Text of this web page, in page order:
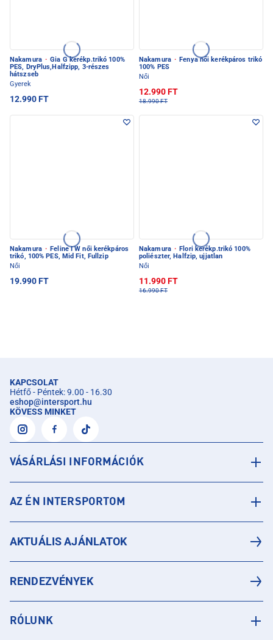
Nakamura · Gia G kerékp.trikó 100%
PES, DryPlus,Halfzipp, 3-részes
hátszseb
Gyerek
12.990 FT
Nakamura · Fenya női kerékpáros trikó
100% PES
Női
12.990 FT
18.990 FT
Nakamura · Feline I W női kerékpáros
trikó, 100% PES, Mid Fit, Fullzip
Női
19.990 FT
Nakamura · Flori kerékp.trikó 100%
poliészter, Halfzip, ujjatlan
Női
11.990 FT
16.990 FT
KAPCSOLAT
Hétfő - Péntek: 9.00 - 16.30
eshop@intersport.hu
KÖVESS MINKET
VÁSÁRLÁSI INFORMÁCIÓK
AZ ÉN INTERSPORTOM
AKTUÁLIS AJÁNLATOK
RENDEZVÉNYEK
RÓLUNK